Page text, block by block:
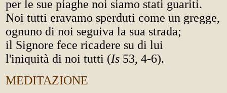
per le sue piaghe noi siamo stati guariti.
Noi tutti eravamo sperduti come un gregge,
ognuno di noi seguiva la sua strada;
il Signore fece ricadere su di lui
l'iniquità di noi tutti (Is 53, 4-6).
MEDITAZIONE